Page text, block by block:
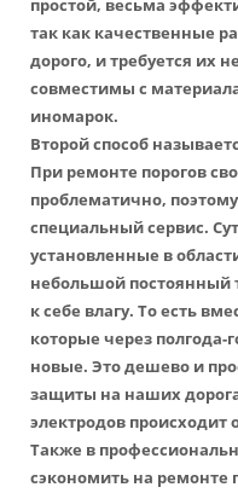
простой, весьма
так как качественные
дорого, и требуется их
совместимы с
иномарок.
Второй способ
При ремонте порогов
проблематично,
специальный сервис.
установленные в
небольшой постоянный
к себе влагу. То есть
которые через полгода-
новые. Это дешево и
защиты на наших
электродов происходит
Также в
сэкономить на ремонте